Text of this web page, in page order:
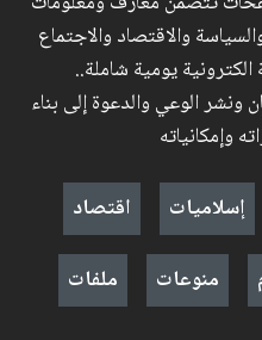
والاقتصاد والاجتماع
يومية شاملة..
الوعي والدعوة إلى بناء
وإمكانياته
إسلاميات
اقتصاد
منوعات ملفات